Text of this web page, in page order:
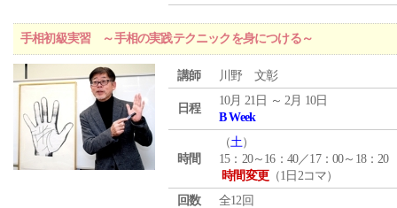
手相初級実習 ～手相の実践テクニックを身につける～
講師 川野 文彰
日程
10月 21日 ～ 2月 10日
B Week
時間
（土）
15：20～16：40／17：00～18：20
時間変更（1日2コマ）
回数
全12回